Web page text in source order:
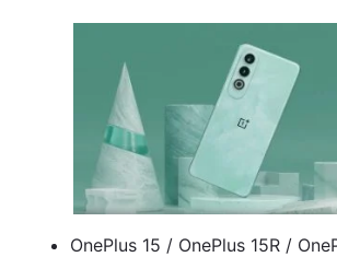
OnePlus 15 / OnePlus 15R /